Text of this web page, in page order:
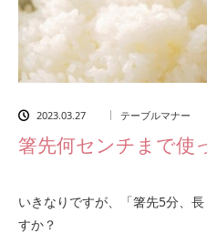
2023.03.27 テーブルマナー
箸先何センチまで使
いきなりですが、「箸先5分、
すか？